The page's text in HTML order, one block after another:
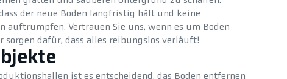
der neue Boden langfristig hält und keine
auftrumpfen. Vertrauen Sie uns, wenn es um Boden
dafür, dass alles reibungslos verläuft!
ist es entscheidend, das Boden entfernen